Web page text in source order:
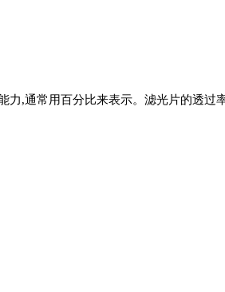
,通常用百分比来表示。滤光片的透过